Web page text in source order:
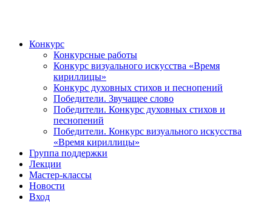
Конкурс
Конкурсные работы
Конкурс визуального искусства «Время
кириллицы»
Конкурс духовных стихов и песнопений
Победители. Звучащее слово
Победители. Конкурс духовных стихов и
песнопений
Победители. Конкурс визуального искусства
«Время кириллицы»
Группа поддержки
Лекции
Мастер-классы
Новости
Вход